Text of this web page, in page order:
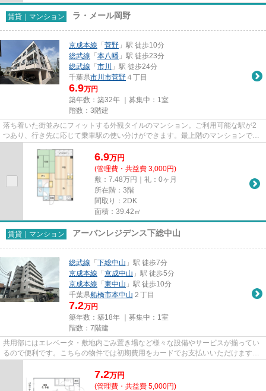
賃貸｜マンション ラ・メール岡野
京成本線 「 菅野 」駅 徒歩10分
総武線 「 本八幡 」駅 徒歩23分
総武線 「 市川
」駅 徒歩24分
千葉県市川市菅野 ４丁目
6.9万円
築年数：築32年 ｜募集中： 1室
階数：3階建
落ち着いた街並みにフィットする外観タイルのマンション。ご利用可能な駅が2
つあり、行き先に応じて乗車駅の使い分けができます。最上階のマンションで
6.9万円
(管理費・共益費 3,000円)
敷：7.48万円｜礼：0ヶ月
所在階：3階
間取り：2DK
面積：39.42㎡
賃貸｜マンション アーバンレジデンス下総中山
総武線 「 下総中山 」駅 徒歩7分
京成本線 「 京成中山 」駅 徒歩5分
京成本線 「 東中山 」駅 徒歩10分
千葉県船橋市本中山 ２丁目
7.2万円
築年数：築18年 ｜募集中： 1室
階数：7階建
共用部にはエレベータ・敷地内ごみ置き場など様々な設備やサービスが揃ってい
るので便利です。こちらの物件では初期費用をカードでお支払いいただけます。
7.2万円
(管理費・共益費 5,000円)